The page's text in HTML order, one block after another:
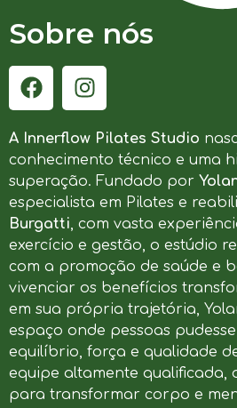
Sobre nós
A Innerflow Pilates Studio
conhecimento técnico e uma
superação. Fundado por
especialista em Pilates e
Burgatti, com vasta
exercício e gestão, o estúdio
com a promoção de saúde e
vivenciar os benefícios
em sua própria trajetória,
espaço onde pessoas
equilíbrio, força e qualidade
equipe altamente qualificada,
para transformar corpo e